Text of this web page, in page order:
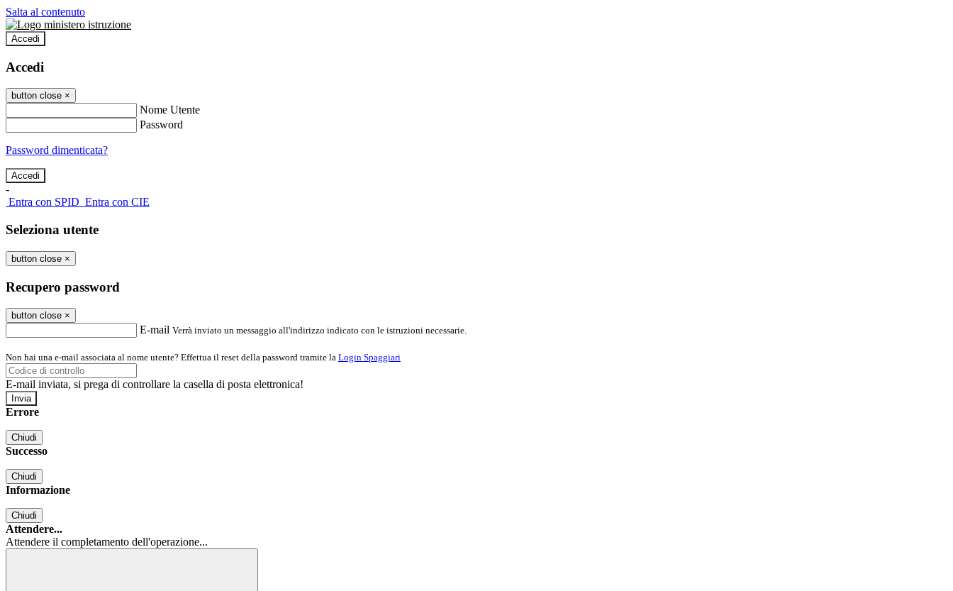
Salta al contenuto
Accedi
Accedi
button close ×
Nome Utente
Password
Password dimenticata?
-
Entra con SPID Entra con CIE
Seleziona utente
button close ×
Recupero password
button close ×
E-mail Verrà inviato un messaggio all'indirizzo indicato con le istruzioni necessarie.
Non hai una e-mail associata al nome utente? Effettua il reset della password tramite la Login Spaggiari
E-mail inviata, si prega di controllare la casella di posta elettronica!
Errore
Chiudi
Successo
Chiudi
Informazione
Chiudi
Attendere...
Attendere il completamento dell'operazione...